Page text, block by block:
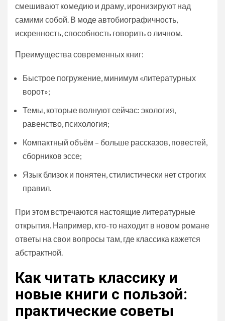
смешивают комедию и драму, иронизируют над
самими собой. В моде автобиографичность,
искренность, способность говорить о личном.
Преимущества современных книг:
Быстрое погружение, минимум «литературных
ворот»;
Темы, которые волнуют сейчас: экология,
равенство, психология;
Компактный объём – больше рассказов, повестей,
сборников эссе;
Язык близок и понятен, стилистически нет строгих
правил.
При этом встречаются настоящие литературные
открытия. Например, кто-то находит в новом романе
ответы на свои вопросы там, где классика кажется
абстрактной.
Как читать классику и
новые книги с пользой:
практические советы